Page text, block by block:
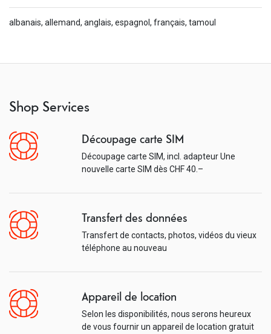
albanais, allemand, anglais, espagnol, français, tamoul
Shop Services
Découpage carte SIM
Découpage carte SIM, incl. adapteur Une
nouvelle carte SIM dès CHF 40.–
Transfert des données
Transfert de contacts, photos, vidéos du vieux
téléphone au nouveau
Appareil de location
Selon les disponibilités, nous serons heureux
de vous fournir un appareil de location gratuit